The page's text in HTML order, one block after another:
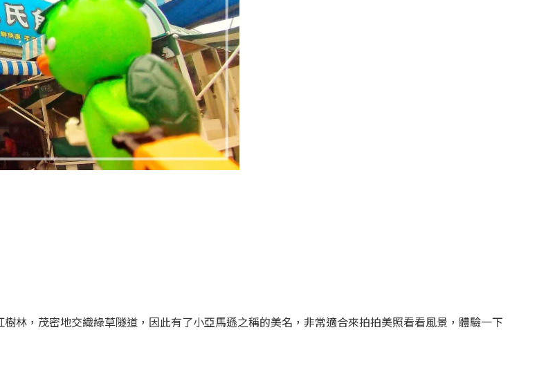
林，茂密地交織綠草隧道，因此有了小亞馬遜之稱的美名，非常適合來拍拍美照看看風景，體驗一下